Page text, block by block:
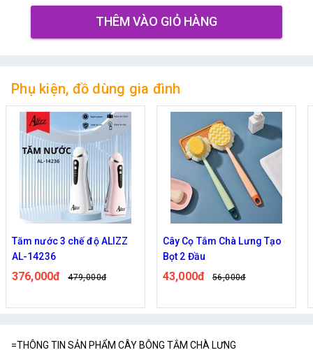
THÊM VÀO GIỎ HÀNG
Phụ kiện, đồ dùng gia đình
Tăm nước 3 chế độ ALIZZ
AL-14236
376,000đ 479,000đ
Cây Cọ Tắm Chà Lưng Tạo
Bọt 2 Đầu
43,000đ 56,000đ
=THÔNG TIN SẢN PHẨM CÂY BÔNG TẮM CHÀ LƯNG